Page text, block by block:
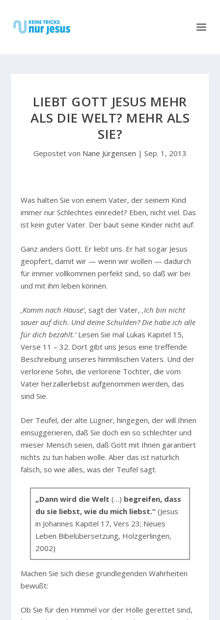
LIEBT GOTT JESUS MEHR
ALS DIE WELT? MEHR ALS
SIE?
Gepostet von Nane Jürgensen | Sep. 1, 2013
Was halten Sie von einem Vater, der seinem Kind
immer nur Schlechtes einredet? Eben, nicht viel. Das
ist kein guter Vater. Der baut seine Kinder nicht auf.
Ganz anders Gott. Er liebt uns. Er hat sogar Jesus
geopfert, damit wir — wenn wir wollen — dadurch
für immer vollkommen perfekt sind, so daß wir bei
und mit ihm leben können.
‚Komm nach Hause‘, sagt der Vater,‚Ich bin nicht
sauer auf dich. Und deine Schulden? Die habe ich alle
für dich bezahlt.‘Lesen Sie mal Lukas Kapitel 15,
Verse 11 – 32. Dort gibt uns Jesus eine treffende
Beschreibung unseres himmlischen Vaters. Und der
verlorene Sohn, die verlorene Tochter, die vom
Vater herzallerliebst aufgenommen werden, das
sind Sie.
Der Teufel, der alte Lügner, hingegen, der will Ihnen
einsuggerieren, daß Sie doch ein so schlechter und
mieser Mensch seien, daß Gott mit Ihnen garantiert
nichts zu tun haben wolle. Aber das ist natürlich
falsch, so wie alles, was der Teufel sagt.
„Dann wird die Welt (…) begreifen, dass
du sie liebst, wie du mich liebst.“ (Jesus
in Johannes Kapitel 17, Vers 23; Neues
Leben Bibelübersetzung, Holzgerlingen,
2002)
Machen Sie sich diese grundlegenden Wahrheiten
bewußt:
Ob Sie für den Himmel vor der Hölle gerettet sind,